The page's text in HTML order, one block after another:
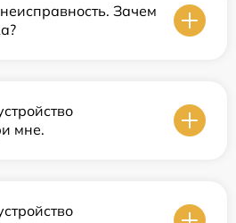
Зачем
мне.